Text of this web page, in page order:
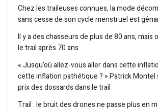
Chez les traileuses connues, la mode
sans cesse de son cycle menstruel est
Il y a des chasseurs de plus de 80 ans, mais
le trail après 70 ans
« Jusqu’où allez-vous aller dans cette
cette inflation pathétique ? » Patrick Montel
prix des dossards dans le trail
Trail : le bruit des drones ne passe plus en